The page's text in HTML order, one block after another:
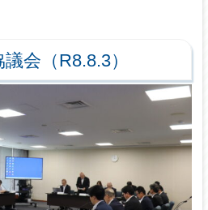
会（R8.8.3）